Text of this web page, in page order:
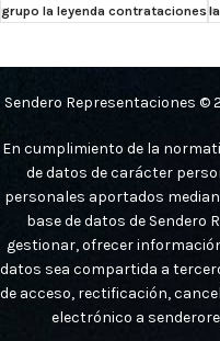
grupo la leyenda contrataciones
Sendero Representaciones ©
En cumplimiento de la
de datos de carácter
personales aportados
base de datos de Sendero
gestionar, ofrecer
datos sea compartida a
de acceso, rectificación,
electrónico a